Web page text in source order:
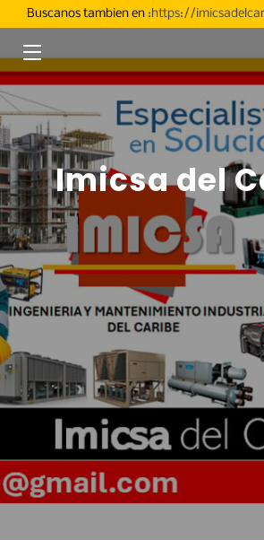
Buscanos tambien en :https://
INICIO
FACILIDADES
SERVICIOS
NOSOTROS
PRODUCTOS
CONTACTO
CATALOGOS DE REFACCIONES
CATALOGO DE EQUIPOS
Imicsa del